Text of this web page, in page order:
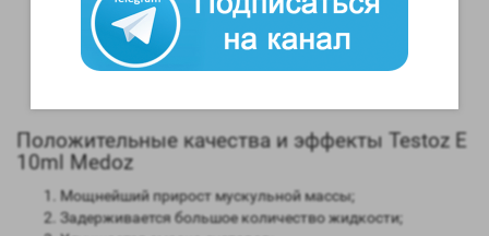
Степень нагрузки на печень – отсутствует;
Форма выпуска – инъекционная;
Длительность воздействия на организм – 15-16 дней;
Время обнаружения следов применения препарат с
Положительные качества и эффекты Testoz E
10ml Medoz
Мощнейший прирост мускульной массы;
Задерживается большое количество жидкости;